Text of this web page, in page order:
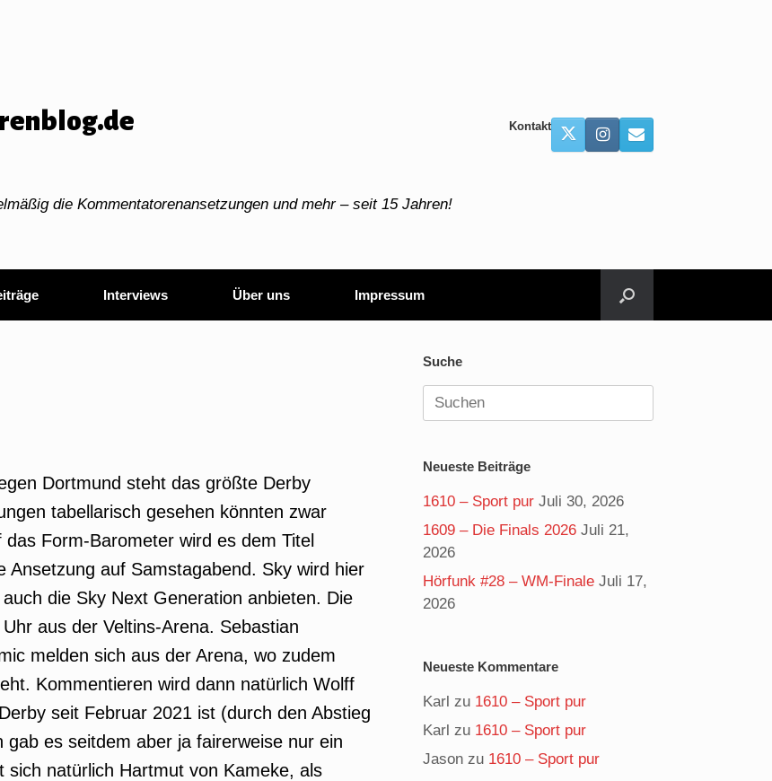
die Kommentatorenansetzungen und mehr – seit 15 Jahren!
Kontakt
Interviews Über uns Impressum
Dortmund steht das größte Derby
tabellarisch gesehen könnten zwar
Form-Barometer wird es dem Titel
Ansetzung auf Samstagabend. Sky wird hier
die Sky Next Generation anbieten. Die
aus der Veltins-Arena. Sebastian
melden sich aus der Arena, wo zudem
Kommentieren wird dann natürlich Wolff
seit Februar 2021 ist (durch den Abstieg
es seitdem aber ja fairerweise nur ein
natürlich Hartmut von Kameke, als
Suche
Suchen
nach:
Neueste Beiträge
1610 – Sport pur Juli 30, 2026
1609 – Die Finals 2026 Juli 21,
2026
Hörfunk #28 – WM-Finale Juli 17,
2026
Neueste Kommentare
Karl zu 1610 – Sport pur
Karl zu 1610 – Sport pur
Jason zu 1610 – Sport pur